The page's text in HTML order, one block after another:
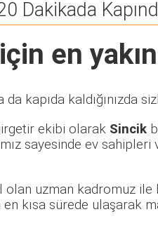
Dakikada
en
kapıda kaldığınızda
ekibi olarak Sincik
sayesinde ev
uzman kadromuz
kısa sürede ulaşarak